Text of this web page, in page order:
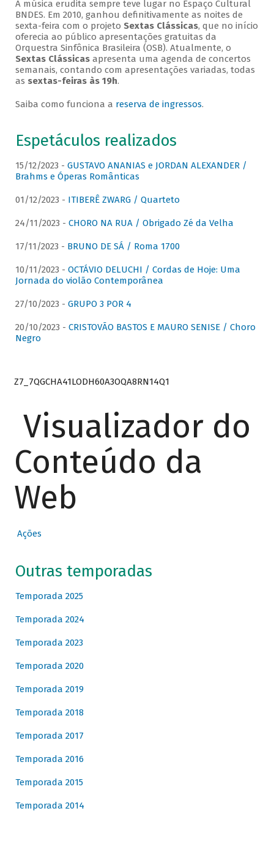
A música erudita sempre teve lugar no Espaço Cultural
BNDES. Em 2010, ganhou definitivamente as noites de
sexta-feira com o projeto Sextas Clássicas, que no início
oferecia ao público apresentações gratuitas da
Orquestra Sinfônica Brasileira (OSB). Atualmente, o
Sextas Clássicasapresenta uma agenda de concertos
semanais, contando com apresentações variadas, todas
as sextas-feiras às 19h.
Saiba como funciona a reserva de ingressos.
Espetáculos realizados
15/12/2023 - GUSTAVO ANANIAS e JORDAN ALEXANDER /
Brahms e Óperas Românticas
01/12/2023 - ITIBERÊ ZWARG / Quarteto
24/11/2023 - CHORO NA RUA / Obrigado Zé da Velha
17/11/2023 - BRUNO DE SÁ / Roma 1700
10/11/2023 - OCTÁVIO DELUCHI / Cordas de Hoje: Uma
Jornada do violão Contemporânea
27/10/2023 - GRUPO 3 POR 4
20/10/2023 - CRISTOVÃO BASTOS E MAURO SENISE / Choro
Negro
Z7_7QGCHA41LODH60A3OQA8RN14Q1
Visualizador do
Conteúdo da
Web
Ações
Outras temporadas
Temporada 2025
Temporada 2024
Temporada 2023
Temporada 2020
Temporada 2019
Temporada 2018
Temporada 2017
Temporada 2016
Temporada 2015
Temporada 2014